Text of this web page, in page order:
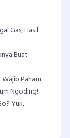
Gas, Hasil
Buat
Paham
Ngoding!
Yuk,